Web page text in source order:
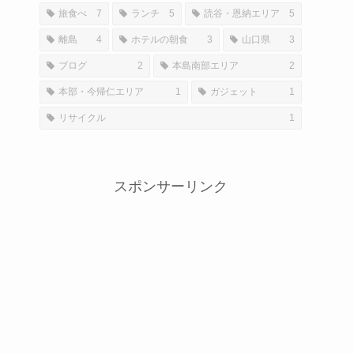
旅食べ 7 ランチ 5 読谷・恩納エリア 5
離島 4 ホテルの朝食 3 山口県 3
ブログ 2 本島南部エリア 2
本部・今帰仁エリア 1 ガジェット 1
リサイクル 1
スポンサーリンク